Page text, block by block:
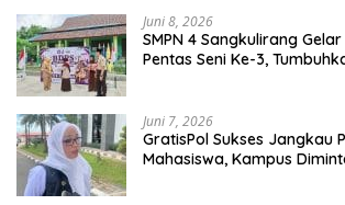
Juni 8, 2026
SMPN 4 Sangkulirang
Pentas Seni Ke-3,
Juni 7, 2026
GratisPol Sukses Jangkau
Mahasiswa, Kampus